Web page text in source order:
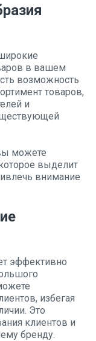
в вашем
возможность
товаров,
и
можете
выделит
внимание
эффективно
избегая
Это
клиентов и
бренду.